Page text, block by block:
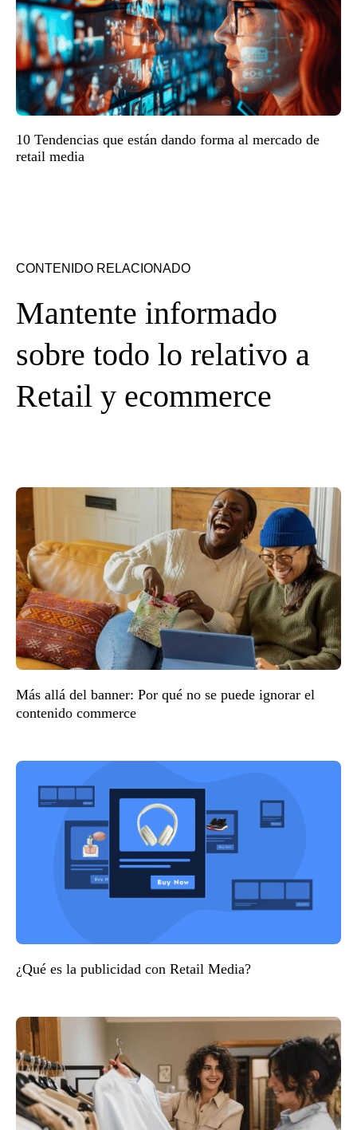
10 Tendencias que están dando forma al mercado de
retail media
CONTENIDO RELACIONADO
Mantente informado
sobre todo lo relativo a
Retail y ecommerce
Más allá del banner: Por qué no se puede ignorar el
contenido commerce
¿Qué es la publicidad con Retail Media?